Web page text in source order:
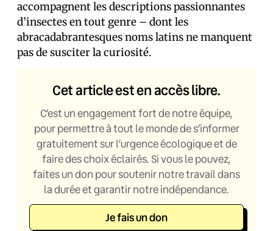
accompagnent les descriptions passionnantes
d’insectes en tout genre – dont les
abracadabrantesques noms latins ne manquent
pas de susciter la curiosité.
Cet article est en accès libre.
C’est un engagement fort de notre équipe,
pour permettre à tout le monde de s’informer
gratuitement sur l’urgence écologique et de
faire des choix éclairés. Si vous le pouvez,
faites un don pour soutenir notre travail dans
la durée et garantir notre indépendance.
Je fais un don